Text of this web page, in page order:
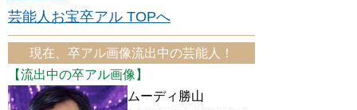
芸能人お宝卒アル TOPへ
現在、卒アル画像流出中の芸能人！
【流出中の卒アル画像】
ムーディ勝山